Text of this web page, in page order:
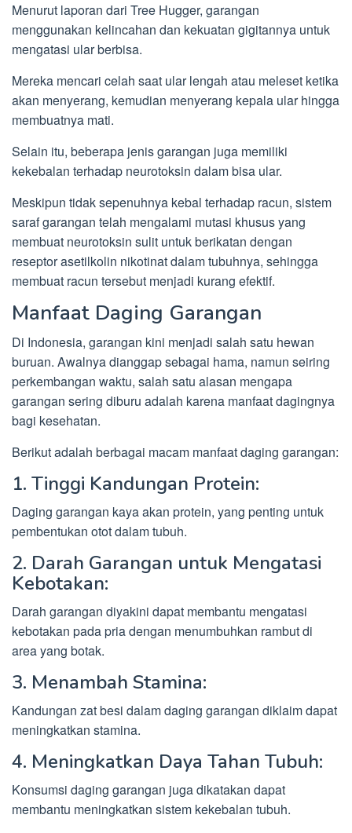
Menurut laporan dari Tree Hugger, garangan
menggunakan kelincahan dan kekuatan gigitannya untuk
mengatasi ular berbisa.
Mereka mencari celah saat ular lengah atau meleset ketika
akan menyerang, kemudian menyerang kepala ular hingga
membuatnya mati.
Selain itu, beberapa jenis garangan juga memiliki
kekebalan terhadap neurotoksin dalam bisa ular.
Meskipun tidak sepenuhnya kebal terhadap racun, sistem
saraf garangan telah mengalami mutasi khusus yang
membuat neurotoksin sulit untuk berikatan dengan
reseptor asetilkolin nikotinat dalam tubuhnya, sehingga
membuat racun tersebut menjadi kurang efektif.
Manfaat Daging Garangan
Di Indonesia, garangan kini menjadi salah satu hewan
buruan. Awalnya dianggap sebagai hama, namun seiring
perkembangan waktu, salah satu alasan mengapa
garangan sering diburu adalah karena manfaat dagingnya
bagi kesehatan.
Berikut adalah berbagai macam manfaat daging garangan:
1. Tinggi Kandungan Protein:
Daging garangan kaya akan protein, yang penting untuk
pembentukan otot dalam tubuh.
2. Darah Garangan untuk Mengatasi
Kebotakan:
Darah garangan diyakini dapat membantu mengatasi
kebotakan pada pria dengan menumbuhkan rambut di
area yang botak.
3. Menambah Stamina:
Kandungan zat besi dalam daging garangan diklaim dapat
meningkatkan stamina.
4. Meningkatkan Daya Tahan Tubuh:
Konsumsi daging garangan juga dikatakan dapat
membantu meningkatkan sistem kekebalan tubuh.